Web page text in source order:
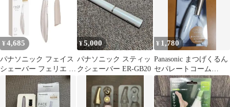
¥ 4,685
パナソニック フェイス
シェーバー フェリエ ウ
ブ毛 乾電池式 ベージュ
¥5,000
パナソニック スティッ
クシェーバー ER-GB20
¥ 1,780
Panasonic まつげくるん
セパレートコーム
EH2385P-W